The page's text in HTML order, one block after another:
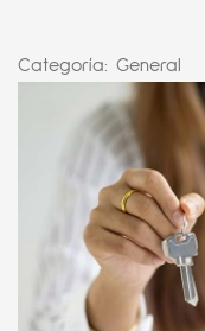
Categoría: General